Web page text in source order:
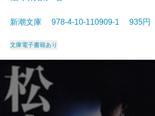
新潮文庫 978-4-10-110909-1 935円
文庫電子書籍あり